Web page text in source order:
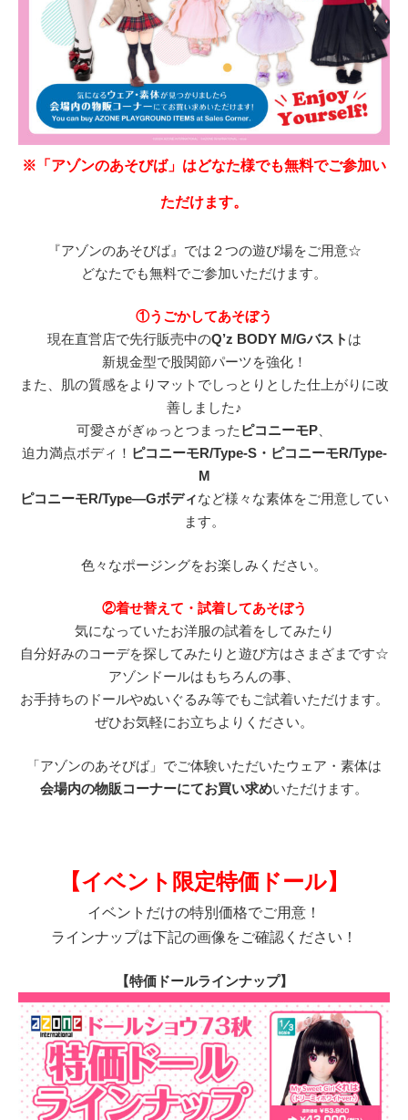
※「アゾンのあそびば」はどなた様でも無料でご参加い
ただけます。
『アゾンのあそびば』では２つの遊び場をご用意☆
どなたでも無料でご参加いただけます。
①うごかしてあそぼう
現在直営店で先行販売中のQ’z BODY M/Gバスト は
新規金型で股関節パーツを強化！
また、肌の質感をよりマットでしっとりとした仕上がりに改
善しました♪
可愛さがぎゅっとつまった ピコニーモP
迫力満点ボディ！ ピコニーモR/Type-S・ピコニーモR/Type-
M
ピコニーモR/Type―Gボディなど様々な素体をご用意してい
ます。
色々なポージングをお楽しみください。
②着せ替えて・試着してあそぼう
気になっていたお洋服の試着をしてみたり
自分好みのコーデを探してみたりと遊び方はさまざまです☆
アゾンドールはもちろんの事、
お手持ちのドールやぬいぐるみ等でもご試着いただけます。
ぜひお気軽にお立ちよりください。
「アゾンのあそびば」でご体験いただいたウェア・素体は
会場内の物販コーナーにてお買い求めいただけます。
【イベント限定特価ドール】
イベントだけの特別価格でご用意！
ラインナップは下記の画像をご確認ください！
【特価ドールラインナップ】